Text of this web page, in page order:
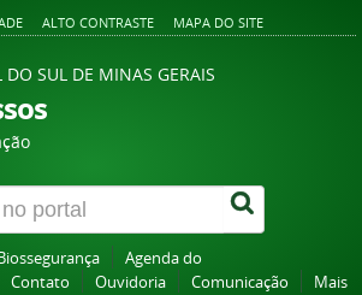
ALTO CONTRASTE MAPA DO SITE
DO SUL DE MINAS GERAIS
Agenda do
Contato Ouvidoria Comunicação
Mais